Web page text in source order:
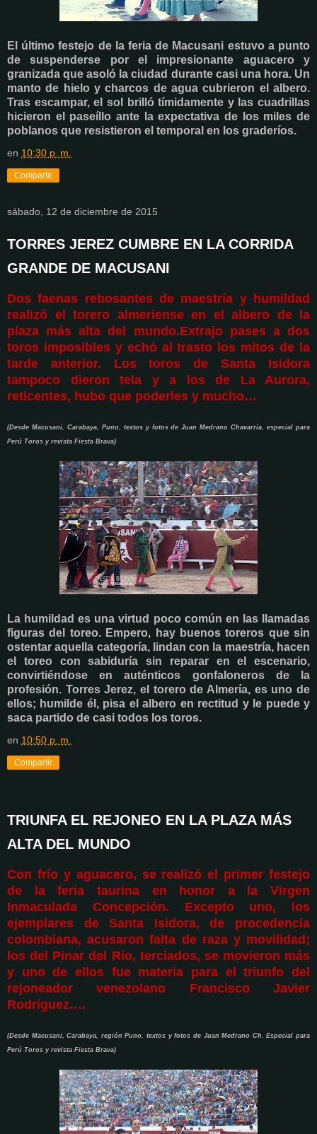
El último festejo de la feria de Macusani estuvo a punto
de suspenderse por el impresionante aguacero y
granizada que asoló la ciudad durante casi una hora. Un
manto de hielo y charcos de agua cubrieron el albero.
Tras escampar, el sol brilló tímidamente y las cuadrillas
hicieron el paseíllo ante la expectativa de los miles de
poblanos que resistieron el temporal en los graderíos.
en 10:30 p. m.
Compartir
sábado, 12 de diciembre de 2015
TORRES JEREZ CUMBRE EN LA CORRIDA
GRANDE DE MACUSANI
Dos faenas rebosantes de maestría y humildad
realizó el torero almeriense en el albero de la
plaza más alta del mundo.Extrajo pases a dos
toros imposibles y echó al trasto los mitos de la
tarde anterior. Los toros de Santa Isidora
tampoco dieron tela y a los de La Aurora,
reticentes, hubo que poderles y mucho…
(Desde Macusani, Carabaya, Puno, textos y fotos de Juan Medrano Chavarría, especial para
Perú Toros y revista Fiesta Brava)
La humildad es una virtud poco común en las llamadas
figuras del toreo. Empero, hay buenos toreros que sin
ostentar aquella categoría, lindan con la maestría, hacen
el toreo con sabiduría sin reparar en el escenario,
convirtiéndose en auténticos gonfaloneros de la
profesión. Torres Jerez, el torero de Almería, es uno de
ellos; humilde él, pisa el albero en rectitud y le puede y
saca partido de casi todos los toros.
en 10:50 p. m.
Compartir
TRIUNFA EL REJONEO EN LA PLAZA MÁS
ALTA DEL MUNDO
Con frío y aguacero, se realizó el primer festejo
de la feria taurina en honor a la Virgen
Inmaculada Concepción. Excepto uno, los
ejemplares de Santa Isidora, de procedencia
colombiana, acusaron falta de raza y movilidad;
los del Pinar del Río, terciados, se movieron más
y uno de ellos fue materia para el triunfo del
rejoneador venezolano Francisco Javier
Rodríguez….
(Desde Macusani, Carabaya, región Puno, textos y fotos de Juan Medrano Ch. Especial para
Perú Toros y revista Fiesta Brava)